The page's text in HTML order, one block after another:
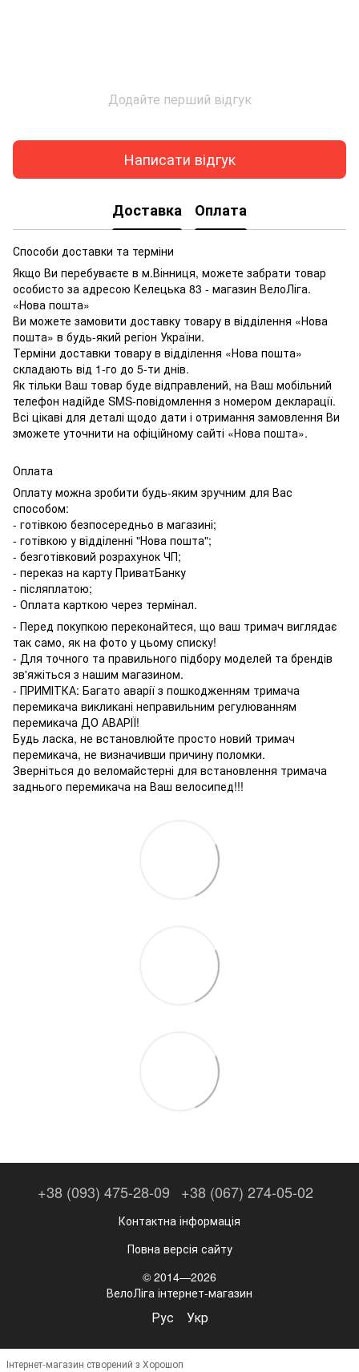
Додайте перший відгук
Написати відгук
Доставка Оплата
Способи доставки та терміни
Якщо Ви перебуваєте в м.Вінниця, можете забрати товар
особисто за адресою Келецька 83 - магазин ВелоЛіга.
«Нова пошта»
Ви можете замовити доставку товару в відділення «Нова
пошта» в будь-який регіон України.
Терміни доставки товару в відділення «Нова пошта»
складають від 1-го до 5-ти днів.
Як тільки Ваш товар буде відправлений, на Ваш мобільний
телефон надійде SMS-повідомлення з номером декларації.
Всі цікаві для деталі щодо дати і отримання замовлення Ви
зможете уточнити на офіційному сайті «Нова пошта».
Оплата
Оплату можна зробити будь-яким зручним для Вас
способом:
- готівкою безпосередньо в магазині;
- готівкою у відділенні "Нова пошта";
- безготівковий розрахунок ЧП;
- переказ на карту ПриватБанку
- післяплатою;
- Оплата карткою через термінал.
- Перед покупкою переконайтеся, що ваш тримач виглядає
так само, як на фото у цьому списку!
- Для точного та правильного підбору моделей та брендів
зв'яжіться з нашим магазином.
- ПРИМІТКА: Багато аварії з пошкодженням тримача
перемикача викликані неправильним регулюванням
перемикача ДО АВАРІЇ!
Будь ласка, не встановлюйте просто новий тримач
перемикача, не визначивши причину поломки.
Зверніться до веломайстерні для встановлення тримача
заднього перемикача на Ваш велосипед!!!
+38 (093) 475-28-09 +38 (067) 274-05-02
Контактна інформація
Повна версія сайту
© 2014—2026
ВелоЛіга інтернет-магазин
Рус Укр
Інтернет-магазин створений з Хорошоп